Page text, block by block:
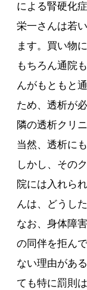
による腎硬化
栄一さんは若
ます。買い物
もちろん通院
んがもともと
ため、透析が
隣の透析クリ
当然、透析に
しかし、その
院には入れら
んは、どうし
なお、身体障
の同伴を拒ん
ない理由があ
ても特に罰則